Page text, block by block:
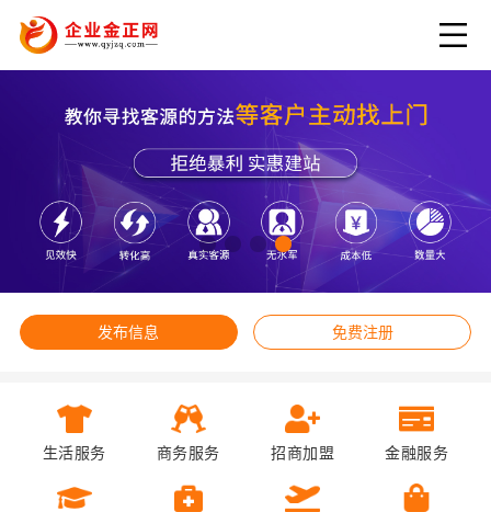
发布信息 免费注册
生活服务 商务服务 招商加盟 金融服务